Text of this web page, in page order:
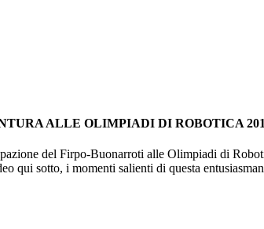
ALLE OLIMPIADI DI ROBOTICA
del Firpo-Buonarroti alle Olimpiadi di
qui sotto, i momenti salienti di questa